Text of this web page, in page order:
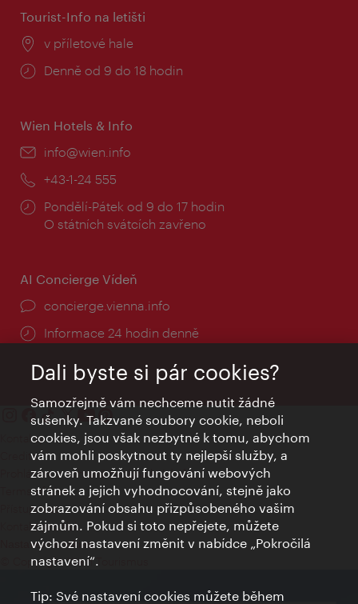
Tourist-Info na letišti
Místo:
v příletové hale
Provozní
Denně od 9 do 18 hodin
Wien Hotels & Info
E-
info@wien.info
Telefon:
+43-1-24 555
Provozní
doba:
Pondělí-Pátek od 9 do 17 hodin
O státních svátcích zavřeno
AI Concierge Vídeň
concierge.vienna.info
Informace 24 hodin denně
Kontakty
Credits
Prohlášení o ochraně osobních údajů
Terms of Use
Přístupnost
Kontakt pro tisk
Nastavení cookies
© Copyright Wien Tourismus
Dali byste si pár cookies?
Samozřejmě vám nechceme nutit žádné
sušenky. Takzvané soubory cookie, neboli
cookies, jsou však nezbytné k tomu, abychom
vám mohli poskytnout ty nejlepší služby, a
zároveň umožňují fungování webových
stránek a jejich vyhodnocování, stejně jako
zobrazování obsahu přizpůsobeného vašim
zájmům. Pokud si toto nepřejete, můžete
výchozí nastavení změnit v nabídce „Pokročilá
nastavení“.
Tip: Své nastavení cookies můžete během